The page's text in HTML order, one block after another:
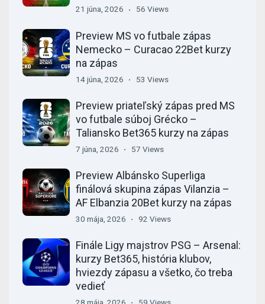
21 júna, 2026 56 Views
Preview MS vo futbale zápas
Nemecko – Curacao 22Bet kurzy
na zápas
14 júna, 2026 53 Views
Preview priateľský zápas pred MS
vo futbale súboj Grécko –
Taliansko Bet365 kurzy na zápas
7 júna, 2026 57 Views
Preview Albánsko Superliga
finálová skupina zápas Vilanzia –
AF Elbanzia 20Bet kurzy na zápas
30 mája, 2026 92 Views
Finále Ligy majstrov PSG – Arsenal:
kurzy Bet365, história klubov,
hviezdy zápasu a všetko, čo treba
vedieť